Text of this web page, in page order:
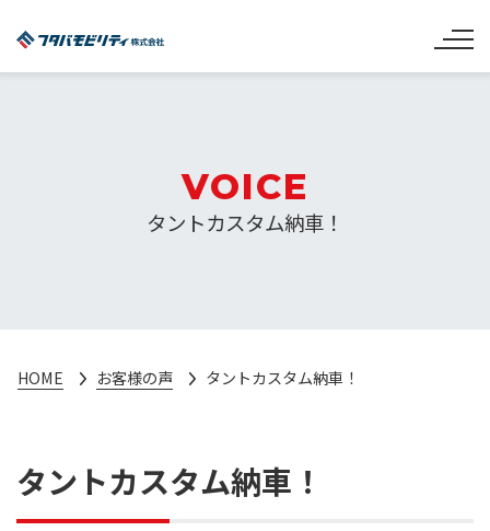
VOICE
タントカスタム納車！
HOME お客様の声 タントカスタム納車！
タントカスタム納車！